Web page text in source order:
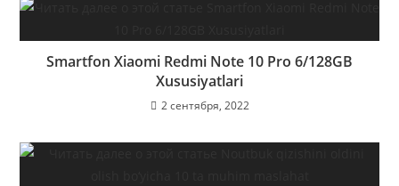
Smartfon Xiaomi Redmi Note 10 Pro 6/128GB
Xususiyatlari
2 сентября, 2022